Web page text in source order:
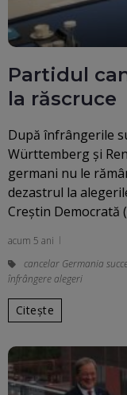
Partidul
la răscruce
După înfrângerile
Württemberg şi
germani nu le
dezastrul la
Creştin Democrată
acum 5 ani
cancelar Germania
înfrângere alegeri
Citește